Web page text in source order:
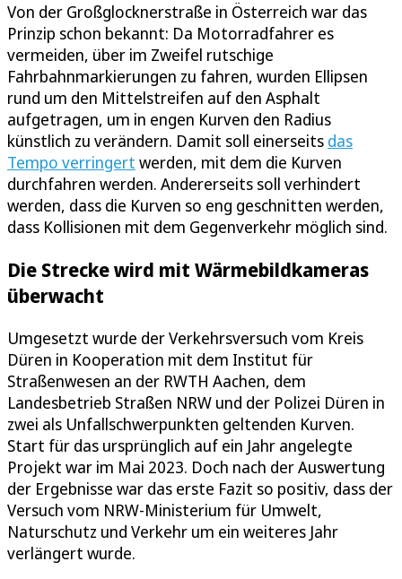
Von der Großglocknerstraße in Österreich war das
Prinzip schon bekannt: Da Motorradfahrer es
vermeiden, über im Zweifel rutschige
Fahrbahnmarkierungen zu fahren, wurden Ellipsen
rund um den Mittelstreifen auf den Asphalt
aufgetragen, um in engen Kurven den Radius
künstlich zu verändern. Damit soll einerseits das
Tempo verringert werden, mit dem die Kurven
durchfahren werden. Andererseits soll verhindert
werden, dass die Kurven so eng geschnitten werden,
dass Kollisionen mit dem Gegenverkehr möglich sind.
Die Strecke wird mit Wärmebildkameras
überwacht
Umgesetzt wurde der Verkehrsversuch vom Kreis
Düren in Kooperation mit dem Institut für
Straßenwesen an der RWTH Aachen, dem
Landesbetrieb Straßen NRW und der Polizei Düren in
zwei als Unfallschwerpunkten geltenden Kurven.
Start für das ursprünglich auf ein Jahr angelegte
Projekt war im Mai 2023. Doch nach der Auswertung
der Ergebnisse war das erste Fazit so positiv, dass der
Versuch vom NRW-Ministerium für Umwelt,
Naturschutz und Verkehr um ein weiteres Jahr
verlängert wurde.